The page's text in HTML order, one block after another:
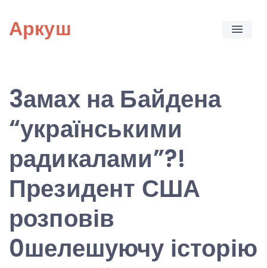
content
Аркуш
3амах на Байдена
“українськими
радикалами”?!
Президент США
розповів
0шелешуючу історію